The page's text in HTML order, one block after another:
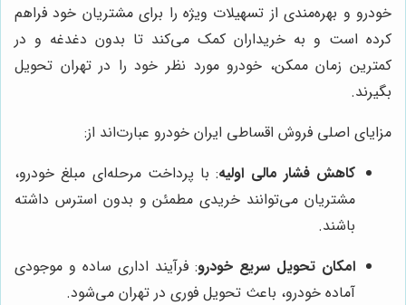
خودرو و بهره‌مندی از تسهیلات ویژه را برای مشتریان خود فراهم
کرده است و به خریداران کمک می‌کند تا بدون دغدغه و در
کمترین زمان ممکن، خودرو مورد نظر خود را در تهران تحویل
بگیرند.
مزایای اصلی فروش اقساطی ایران خودرو عبارت‌اند از:
کاهش فشار مالی اولیه: با پرداخت مرحله‌ای مبلغ خودرو،
مشتریان می‌توانند خریدی مطمئن و بدون استرس داشته
باشند.
امکان تحویل سریع خودرو: فرآیند اداری ساده و موجودی
آماده خودرو، باعث تحویل فوری در تهران می‌شود.